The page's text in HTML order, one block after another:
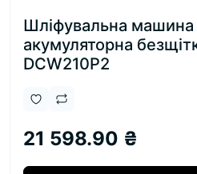
Шліфувальна машина
акумуляторна
DCW210P2
21 598.90 ₴